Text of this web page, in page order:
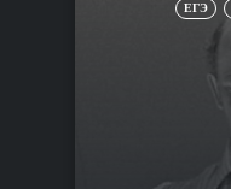
ЕГЭ